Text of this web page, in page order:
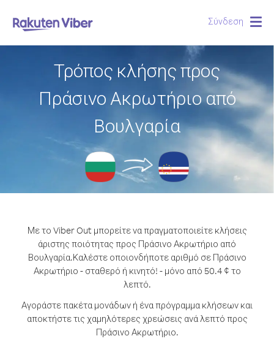
Σύνδεση
Τρόπος κλήσης προς
Πράσινο Ακρωτήριο από
Βουλγαρία
Με το Viber Out μπορείτε να πραγματοποιείτε κλήσεις
άριστης ποιότητας προς Πράσινο Ακρωτήριο από
Βουλγαρία.Καλέστε οποιονδήποτε αριθμό σε Πράσινο
Ακρωτήριο - σταθερό ή κινητό! - μόνο από 50.4 ¢ το
λεπτό.
Αγοράστε πακέτα μονάδων ή ένα πρόγραμμα κλήσεων και
αποκτήστε τις χαμηλότερες χρεώσεις ανά λεπτό προς
Πράσινο Ακρωτήριο.